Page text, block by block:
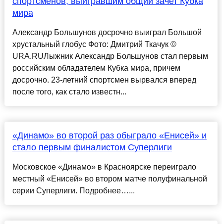
мира
Александр Большунов досрочно выиграл Большой
хрустальный глобус Фото: Дмитрий Ткачук ©
URA.RUЛыжник Александр Большунов стал первым
российским обладателем Кубка мира, причем
досрочно. 23-летний спортсмен вырвался вперед
после того, как стало известн...
«Динамо» во второй раз обыграло «Енисей» и
стало первым финалистом Суперлиги
Московское «Динамо» в Красноярске переиграло
местный «Енисей» во втором матче полуфинальной
серии Суперлиги. Подробнее…...